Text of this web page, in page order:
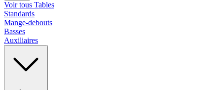
Voir tous Tables
Standards
Mange-debouts
Basses
Auxiliaires